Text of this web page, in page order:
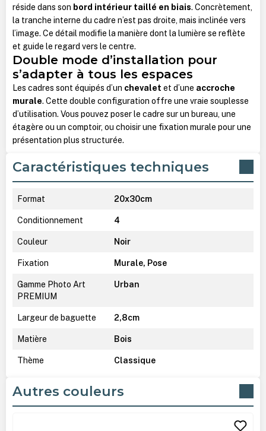
réside dans son bord intérieur taillé en biais. Concrètement,
la tranche interne du cadre n’est pas droite, mais inclinée vers
l’image. Ce détail modifie la manière dont la lumière se reflète
et guide le regard vers le centre.
Double mode d’installation pour
s’adapter à tous les espaces
Les cadres sont équipés d’un chevalet et d’une accroche
murale. Cette double configuration offre une vraie souplesse
d’utilisation. Vous pouvez poser le cadre sur un bureau, une
étagère ou un comptoir, ou choisir une fixation murale pour une
présentation plus structurée.
Caractéristiques techniques
Format 20x30cm
Conditionnement 4
Couleur Noir
Fixation Murale, Pose
Gamme Photo Art
PREMIUM
Urban
Largeur de baguette 2,8cm
Matière Bois
Thème Classique
Autres couleurs